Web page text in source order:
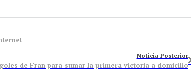
Noticia Posterior
de Fran para sumar la primera victoria a domicilio